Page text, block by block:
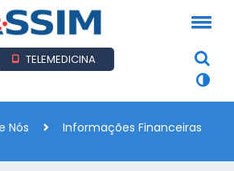
TELEMEDICINA
Nós Informações Financeiras